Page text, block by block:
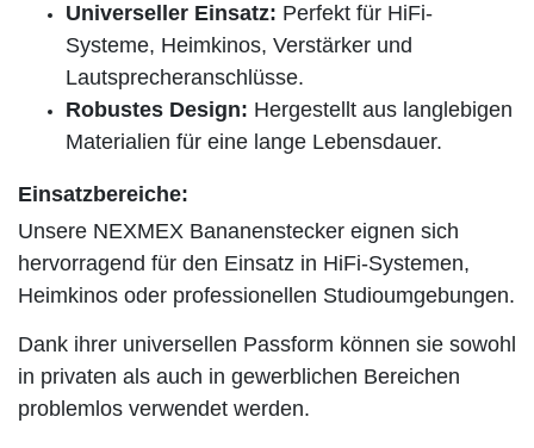
Universeller Einsatz: Perfekt für HiFi-
Systeme, Heimkinos, Verstärker und
Lautsprecheranschlüsse.
Robustes Design: Hergestellt aus langlebigen
Materialien für eine lange Lebensdauer.
Einsatzbereiche:
Unsere NEXMEX Bananenstecker eignen sich
hervorragend für den Einsatz in HiFi-Systemen,
Heimkinos oder professionellen Studioumgebungen.
Dank ihrer universellen Passform können sie sowohl
in privaten als auch in gewerblichen Bereichen
problemlos verwendet werden.